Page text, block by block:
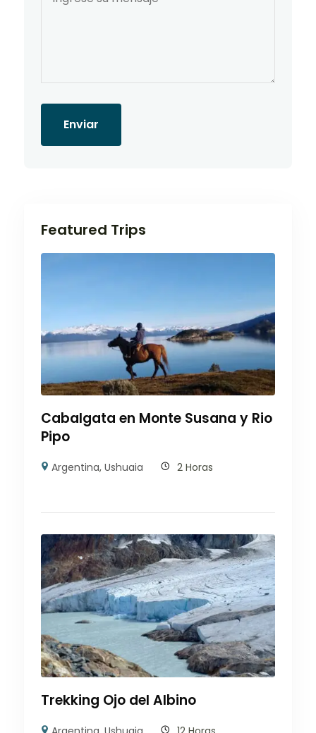
Enviar
Featured Trips
Cabalgata en Monte Susana y Rio
Pipo
Argentina,Ushuaia 2 Horas
Trekking Ojo del Albino